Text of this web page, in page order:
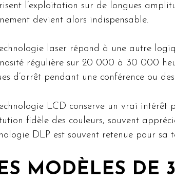
l’exploitation sur de longues
devient alors indispensable.
laser répond à une autre
régulière sur 20 000 à 30 000
d’arrêt pendant une conférence ou
LCD conserve un vrai intérêt
fidèle des couleurs, souvent
DLP est souvent retenue pour
MODÈLES DE